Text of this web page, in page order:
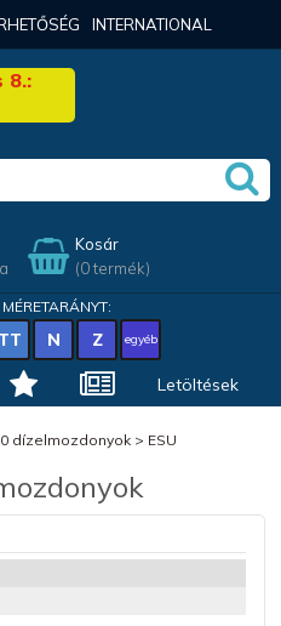
INTERNATIONAL
8.:
Kosár
(0 termék)
TT N Z egyéb
Letöltések
dízelmozdonyok> ESU